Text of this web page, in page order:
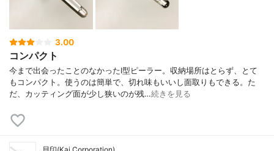
3.00
コンパクト
今まで出会ったことのなかったI型ピーラー。収納場所はとらず、とて
もコンパクト。使うのは簡単で、切れ味もいいし面取りもできる。た
だ、カッティング面が少し狭いのが残…続きを見る